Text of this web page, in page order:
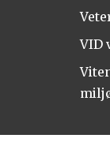
VID